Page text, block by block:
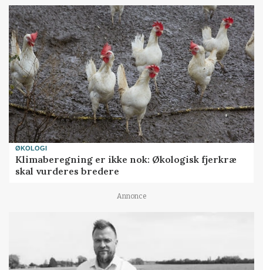
ØKOLOGI
Klimaberegning er ikke nok: Økologisk fjerkræ
skal vurderes bredere
Annonce